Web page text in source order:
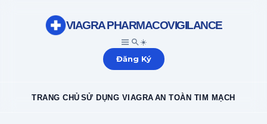
☀️
VIAGRA PHARMACOVIGILANCE
Đăng Ký
TRANG CHỦ SỬ DỤNG VIAGRA AN TOÀN TIM MẠCH